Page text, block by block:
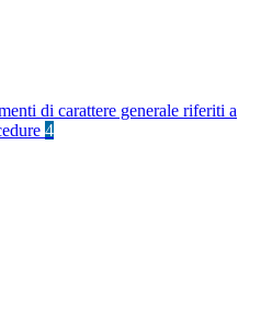
di carattere generale riferiti a
4